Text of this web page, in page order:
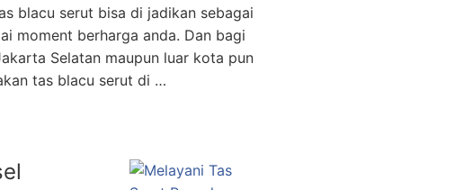
blacu serut bisa di jadikan sebagai
moment berharga anda. Dan bagi
Selatan maupun luar kota pun
tas blacu serut di …